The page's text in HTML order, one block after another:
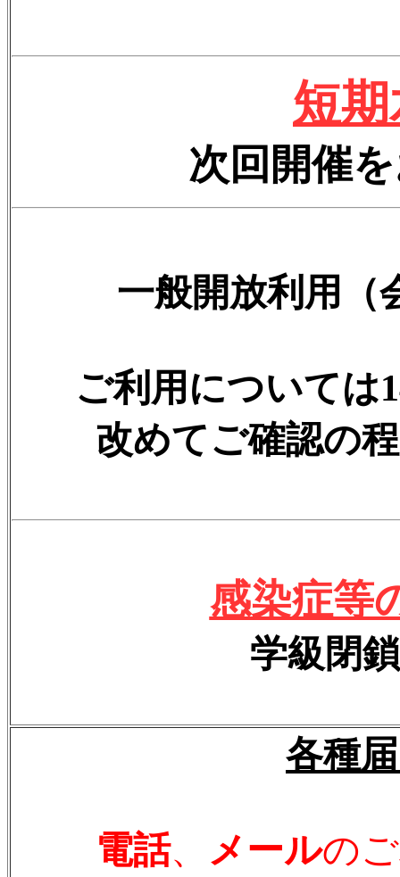
短
次回開催
一般開放利用（
ご利用については
改めてご確認の
感染症等
学級閉
各種
電話、 メールの